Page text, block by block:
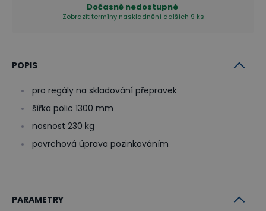
Dočasně nedostupné
Zobrazit termíny naskladnění dalších 9 ks
POPIS
pro regály na skladování přepravek
šířka polic 1300 mm
nosnost 230 kg
povrchová úprava pozinkováním
PARAMETRY